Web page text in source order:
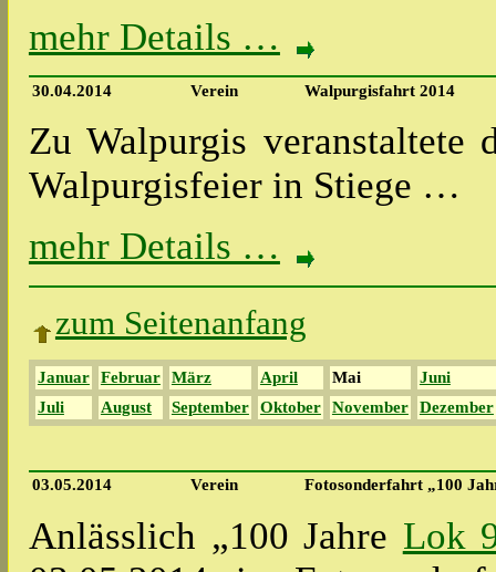
mehr Details …
30.04.2014 Verein Walpurgisfahrt 2014
Zu Walpurgis veranstaltete
Walpurgisfeier in Stiege …
mehr Details …
zum Seitenanfang
Januar Februar März April Mai
Juni
Juli
August September Oktober November Dezember
03.05.2014 Verein Fotosonderfahrt „100
Anlässlich „100 Jahre Lok